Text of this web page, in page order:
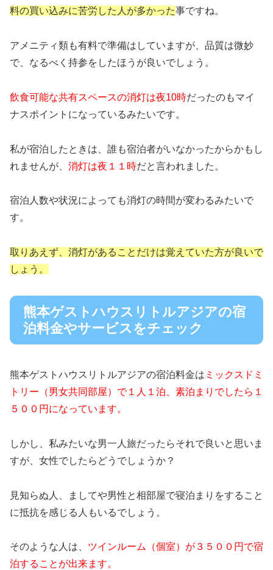
料の買い込みに苦労した人が多かった事ですね。
アメニティ類も有料で準備はしていますが、品質は微妙
で、なるべく持参をしたほうが良いでしょう。
飲食可能な共有スペースの消灯は夜10時だったのもマイ
ナスポイントになっているみたいです。
私が宿泊したときは、誰も宿泊者がいなかったからかもし
れませんが、 消灯は夜１１時だと言われました。
宿泊人数や状況によっても消灯の時間が変わるみたいで
す。
取りあえず、消灯があることだけは覚えていた方が良いで
しょう。
熊本ゲストハウスリトルアジアの宿
泊料金やサービスをチェック
熊本ゲストハウスリトルアジアの宿泊料金は ミックスドミ
トリー（男女共同部屋）で１人１泊、素泊まりでしたら１
５００円になっています。
しかし、私みたいな男一人旅だったらそれで良いと思いま
すが、女性でしたらどうでしょうか？
見知らぬ人、ましてや男性と相部屋で寝泊まりをすること
に抵抗を感じる人もいるでしょう。
そのような人は、 ツインルーム（個室）が３５００円で宿
泊することが出来ます。